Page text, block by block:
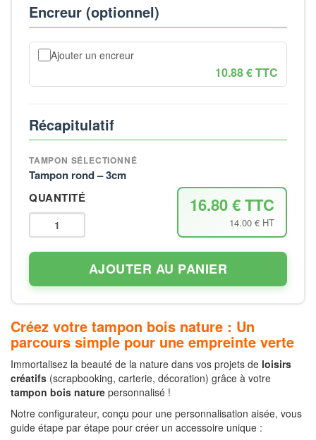
Encreur (optionnel)
Ajouter un encreur
10.88 € TTC
Récapitulatif
TAMPON SÉLECTIONNÉ
Tampon rond – 3cm
QUANTITÉ
16.80 € TTC
14.00 € HT
AJOUTER AU PANIER
Créez votre tampon bois nature : Un
parcours simple pour une empreinte verte
Immortalisez la beauté de la nature dans vos projets de loisirs
créatifs (scrapbooking, carterie, décoration) grâce à votre
tampon bois nature personnalisé !
Notre configurateur, conçu pour une personnalisation aisée, vous
guide étape par étape pour créer un accessoire unique :